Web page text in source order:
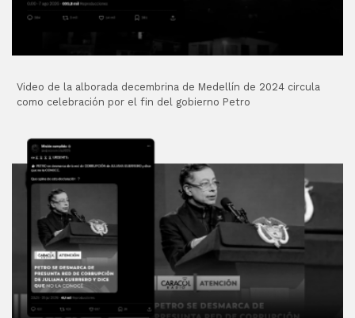
Video de la alborada decembrina de Medellín de 2024 circula
como celebración por el fin del gobierno Petro